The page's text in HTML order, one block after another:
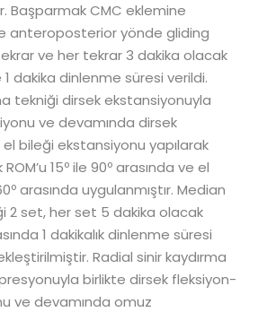
Başparmak CMC eklemine
anteroposterior yönde gliding
ve her tekrar 3 dakika olacak
dakika dinlenme süresi verildi.
tekniği dirsek ekstansiyonuyla
ve devamında dirsek
bileği ekstansiyonu yapılarak
15º ile 90º arasında ve el
arasında uygulanmıştır. Median
2 set, her set 5 dakika olacak
1 dakikalık dinlenme süresi
Radial sinir kaydırma
birlikte dirsek fleksiyon-
ve devamında omuz